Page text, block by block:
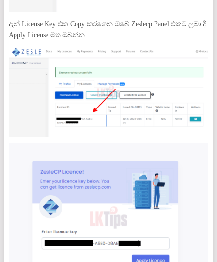
දැන් License Key එක Copy කරගෙන ඔබේ Zeslecp Panel එකට ලබා දී
Apply License මත ඔබන්න.